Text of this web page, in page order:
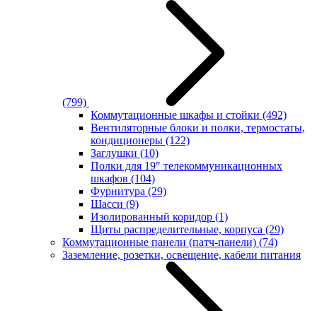
(799)
Коммутационные шкафы и стойки (492)
Вентиляторные блоки и полки, термостаты,
кондиционеры (122)
Заглушки (10)
Полки для 19" телекоммуникационных
шкафов (104)
Фурнитура (29)
Шасси (9)
Изолированный коридор (1)
Щиты распределительные, корпуса (29)
Коммутационные панели (патч-панели) (74)
Заземление, розетки, освещение, кабели питания